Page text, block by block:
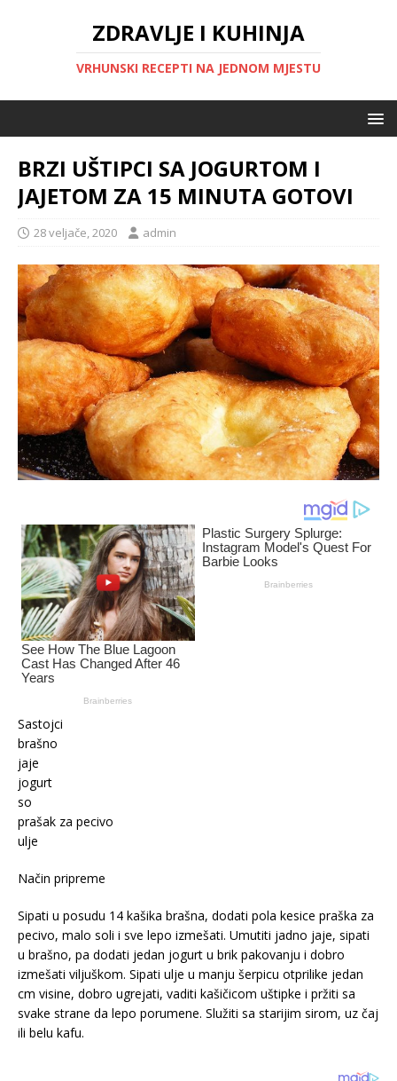
ZDRAVLJE I KUHINJA
VRHUNSKI RECEPTI NA JEDNOM MJESTU
BRZI UŠTIPCI SA JOGURTOM I
JAJETOM ZA 15 MINUTA GOTOVI
28 veljače, 2020 admin
Sastojci
brašno
jaje
jogurt
so
prašak za pecivo
ulje
Način pripreme
Sipati u posudu 14 kašika brašna, dodati pola kesice praška za
pecivo, malo soli i sve lepo izmešati. Umutiti jadno jaje, sipati
u brašno, pa dodati jedan jogurt u brik pakovanju i dobro
izmešati viljuškom. Sipati ulje u manju šerpicu otprilike jedan
cm visine, dobro ugrejati, vaditi kašičicom uštipke i pržiti sa
svake strane da lepo porumene. Služiti sa starijim sirom, uz čaj
ili belu kafu.